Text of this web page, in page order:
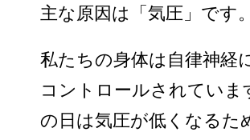
主な原因は「気圧」です。
私たちの身体は自律神経
コントロールされていま
の日は気圧が低くなるた